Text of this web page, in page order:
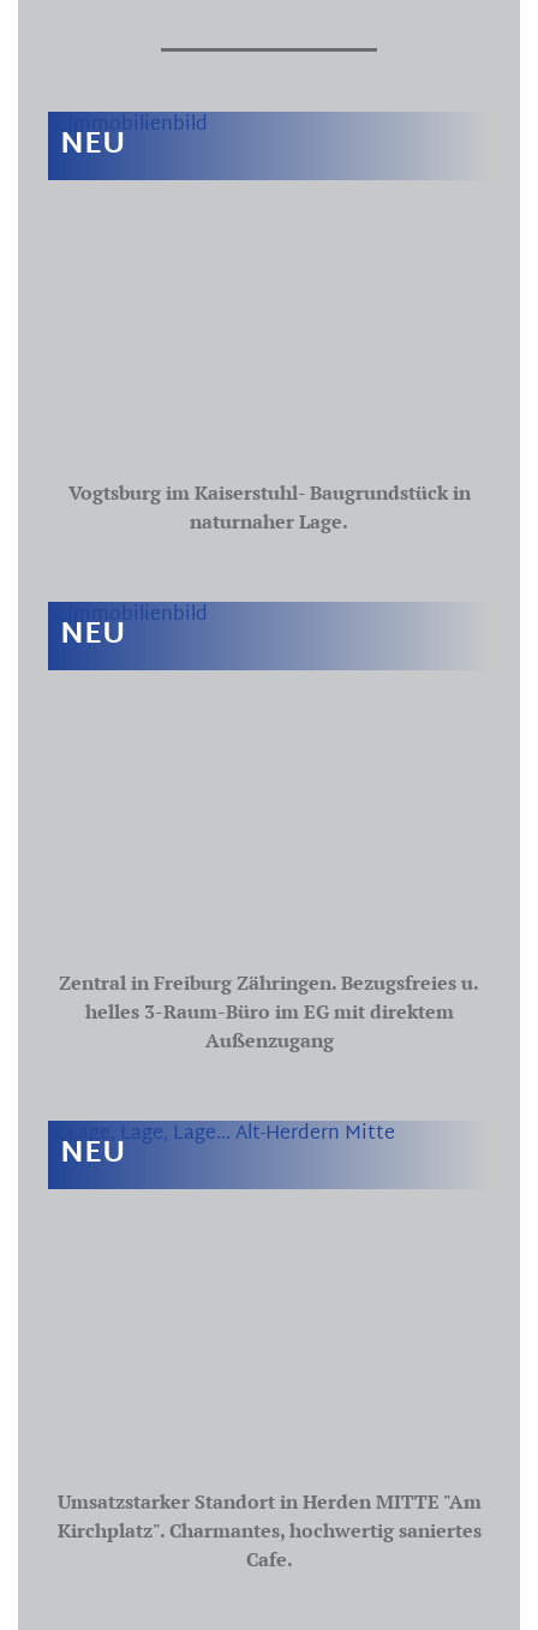
NEU
Vogtsburg im Kaiserstuhl- Baugrundstück in
naturnaher Lage.
NEU
Zentral in Freiburg Zähringen. Bezugsfreies u.
helles 3-Raum-Büro im EG mit direktem
Außenzugang
NEU
Umsatzstarker Standort in Herden MITTE "Am
Kirchplatz". Charmantes, hochwertig saniertes
Cafe.